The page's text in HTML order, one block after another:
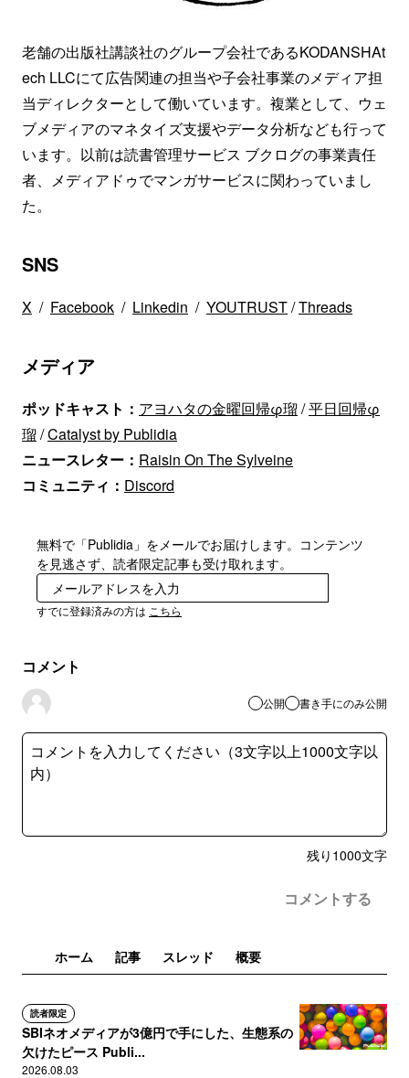
老舗の出版社講談社のグループ会社であるKODANSHAt
ech LLCにて広告関連の担当や子会社事業のメディア担
当ディレクターとして働いています。複業として、ウェ
ブメディアのマネタイズ支援やデータ分析なども行って
います。以前は読書管理サービス ブクログの事業責任
者、メディアドゥでマンガサービスに関わっていまし
た。
SNS
X / Facebook / Linkedin / YOUTRUST/Threads
メディア
ポッドキャスト： アヨハタの金曜回帰φ瑠/平日回帰φ
瑠/Catalyst by Publidia
ニュースレター： Raisin On The Sylveine
コミュニティ： Discord
無料で「Publidia」をメールでお届けします。コンテンツ
を見逃さず、読者限定記事も受け取れます。
すでに登録済みの方は こちら
コメント
公開 書き手にのみ公開
残り 1000文字
コメントする
ホーム 記事 スレッド 概要
読者限定
SBIネオメディアが3億円で手にした、生態系の
欠けたピース Publi...
2026.08.03